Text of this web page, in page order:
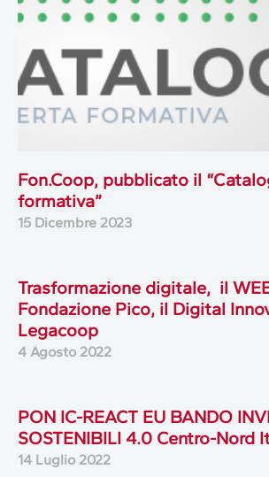
Fon.Coop, pubblicato il
formativa”
15 Dicembre 2023
Trasformazione digitale, il
Fondazione Pico, il Digital
Legacoop
4 Agosto 2022
PON IC-REACT EU BANDO
SOSTENIBILI 4.0 Centro-Nord
14 Luglio 2022